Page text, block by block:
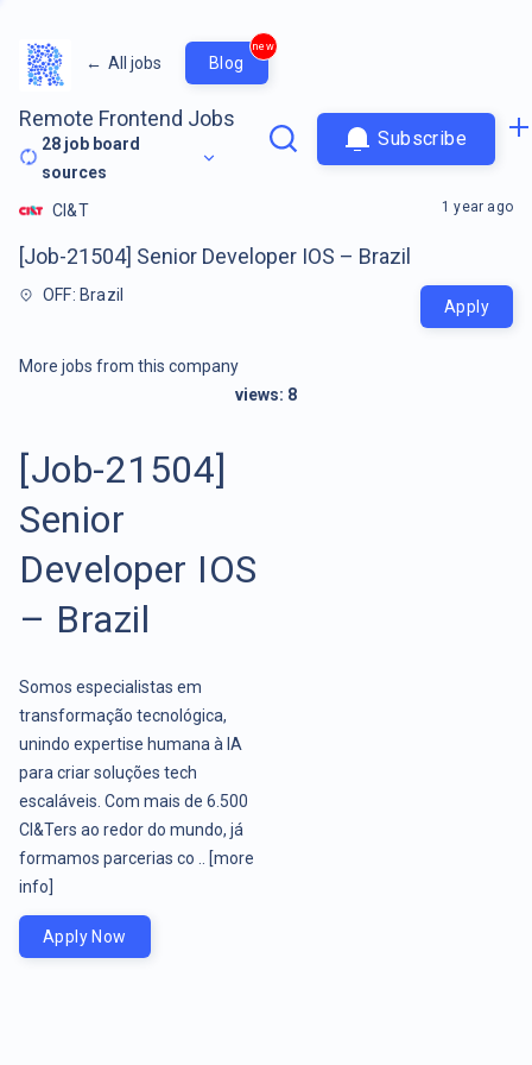
← All jobs Blog
new
Remote Frontend Jobs
28 job board
sources
Subscribe
CI&T
[Job-21504] Senior Developer IOS – Brazil
OFF: Brazil
1 year ago
Apply
More jobs from this company
views: 8
[Job-21504]
Senior
Developer IOS
– Brazil
Somos especialistas em
transformação tecnológica,
unindo expertise humana à IA
para criar soluções tech
escaláveis. Com mais de 6.500
CI&Ters ao redor do mundo, já
formamos parcerias co ..
[more
info]
Apply Now